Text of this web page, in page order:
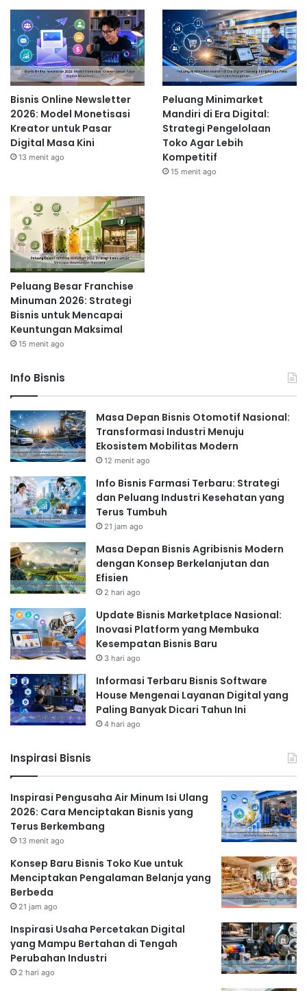
Bisnis Online Newsletter
2026: Model Monetisasi
Kreator untuk Pasar
Digital Masa Kini
13 menit ago
Peluang Minimarket
Mandiri di Era Digital:
Strategi Pengelolaan
Toko Agar Lebih
Kompetitif
15 menit ago
Peluang Besar Franchise
Minuman 2026: Strategi
Bisnis untuk Mencapai
Keuntungan Maksimal
15 menit ago
Info Bisnis
Masa Depan Bisnis Otomotif Nasional:
Transformasi Industri Menuju
Ekosistem Mobilitas Modern
12 menit ago
Info Bisnis Farmasi Terbaru: Strategi
dan Peluang Industri Kesehatan yang
Terus Tumbuh
21 jam ago
Masa Depan Bisnis Agribisnis Modern
dengan Konsep Berkelanjutan dan
Efisien
2 hari ago
Update Bisnis Marketplace Nasional:
Inovasi Platform yang Membuka
Kesempatan Bisnis Baru
3 hari ago
Informasi Terbaru Bisnis Software
House Mengenai Layanan Digital yang
Paling Banyak Dicari Tahun Ini
4 hari ago
Inspirasi Bisnis
Inspirasi Pengusaha Air Minum Isi Ulang
2026: Cara Menciptakan Bisnis yang
Terus Berkembang
13 menit ago
Konsep Baru Bisnis Toko Kue untuk
Menciptakan Pengalaman Belanja yang
Berbeda
21 jam ago
Inspirasi Usaha Percetakan Digital
yang Mampu Bertahan di Tengah
Perubahan Industri
2 hari ago